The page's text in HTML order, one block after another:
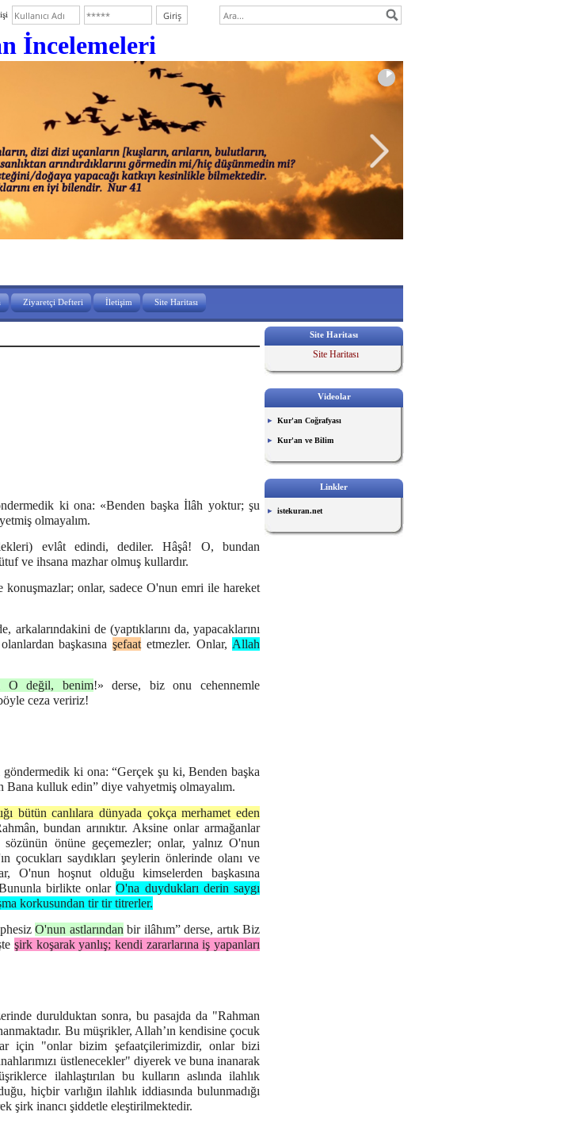
İncelemeleri
Ziyaretçi Defteri İletişim Site Haritası
ki ona: «Benden başka İlâh yoktur; şu
olmayalım.
evlât edindi, dediler. Hâşâ! O, bundan
ve ihsana mazhar olmuş kullardır.
konuşmazlar; onlar, sadece O'nun emri ile hareket
arkalarındakini de (yaptıklarını da, yapacaklarını
başkasınaşefaat etmezler. Onlar, Allah
O değil, benim!» derse, biz onu cehennemle
ceza veririz!
ki ona: “Gerçek şu ki, Benden başka
kulluk edin” diye vahyetmiş olmayalım.
bütün canlılara dünyada çokça merhamet eden
bundan arınıktır. Aksine onlar armağanlar
önüne geçemezler; onlar, yalnız O'nun
çocukları saydıkları şeylerin önlerinde olanı ve
O'nun hoşnut olduğu kimselerden başkasına
birlikte onlarO'na duydukları derin saygı
korkusundan tir tir titrerler.
O'nun astlarından bir ilâhım” derse, artık Biz
şirk koşarak yanlış; kendi zararlarına iş yapanları
durulduktan sonra, bu pasajda da "Rahman
Bu müşrikler, Allah’ın kendisine çocuk
için "onlar bizim şefaatçilerimizdir, onlar bizi
üstlenecekler" diyerek ve buna inanarak
ilahlaştırılan bu kulların aslında ilahlık
hiçbir varlığın ilahlık iddiasında bulunmadığı
şirk inancı şiddetle eleştirilmektedir.
Site Haritası
Site Haritası
Videolar
Kur'an Coğrafyası
Kur'an ve Bilim
Linkler
istekuran.net